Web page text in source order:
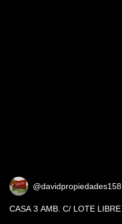
@davidpropiedades158
CASA 3 AMB. C/ LOTE LIBRE